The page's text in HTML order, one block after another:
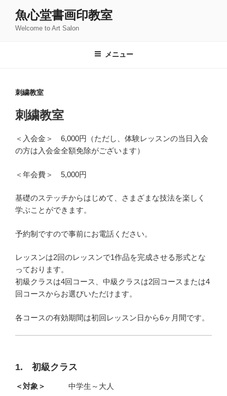
魚心堂書画印教室
Welcome to Art Salon
メニュー
刺繍教室
刺繍教室
＜入会金＞ 6,000円（ただし、体験レッスンの当日入会
の方は入会金全額免除がございます）
＜年会費＞ 5,000円
基礎のステッチからはじめて、さまざまな技法を楽しく
学ぶことができます。
予約制ですので事前にお電話ください。
レッスンは2回のレッスンで1作品を完成させる形式とな
っております。
初級クラスは4回コース、中級クラスは2回コースまたは4
回コースからお選びいただけます。
各コースの有効期間は初回レッスン日から6ヶ月間です。
1. 初級クラス
＜対象＞ 中学生～大人